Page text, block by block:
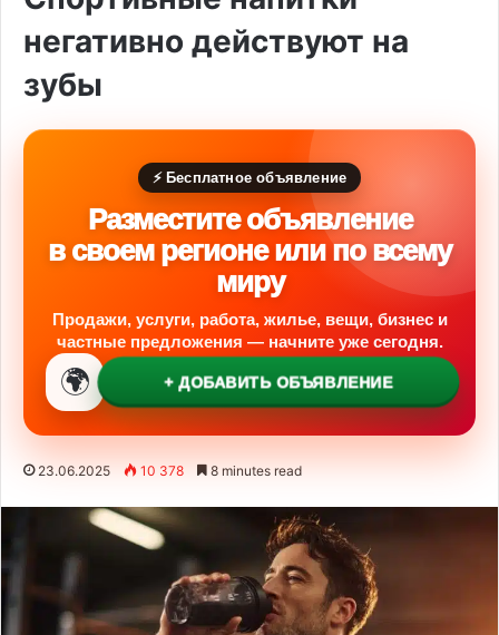
негативно действуют на
зубы
⚡ Бесплатное объявление
Разместите объявление
в своем регионе или по всему
миру
Продажи, услуги, работа, жилье, вещи, бизнес и
частные предложения — начните уже сегодня.
🌍 + ДОБАВИТЬ ОБЪЯВЛЕНИЕ
23.06.2025 10 378 8 minutes read